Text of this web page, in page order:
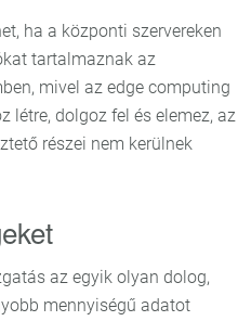
ha a központi szervereken
tartalmaznak az
mivel az edge computing
létre, dolgoz fel és elemez, az
részei nem kerülnek
az egyik olyan dolog,
mennyiségű adatot